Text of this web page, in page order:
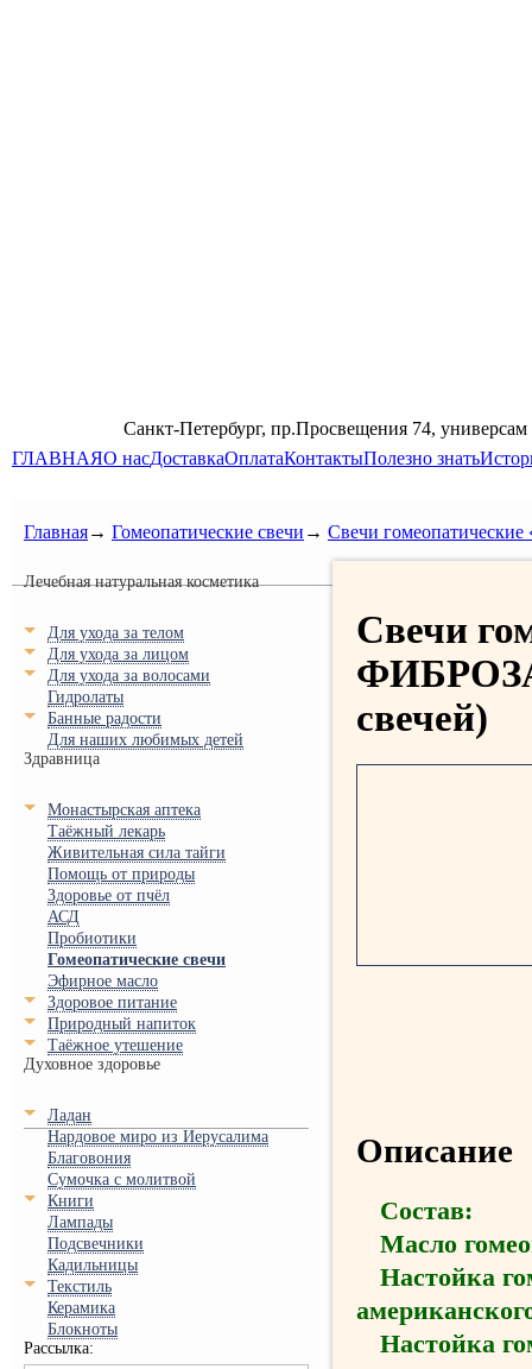
Санкт-Петербург, пр.Просвещения 74,
ГЛАВНАЯО насДоставкаОплатаКонтактыПолезно знать
Главная→ Гомеопатические свечи → Свечи
Лечебная натуральная косметика
Для ухода за телом
Для ухода за лицом
Для ухода за волосами
Гидролаты
Банные радости
Для наших любимых детей
Здравница
Монастырская аптека
Таёжный лекарь
Живительная сила тайги
Помощь от природы
Здоровье от пчёл
АСД
Пробиотики
Гомеопатические свечи
Эфирное масло
Здоровое питание
Природный напиток
Таёжное утешение
Духовное здоровье
Ладан
Нардовое миро из Иерусалима
Благовония
Сумочка с молитвой
Книги
Лампады
Подсвечники
Кадильницы
Текстиль
Керамика
Блокноты
Рассылка:
Свечи
свечей)
Описание
Состав:
Масло
Настойка
Настойка